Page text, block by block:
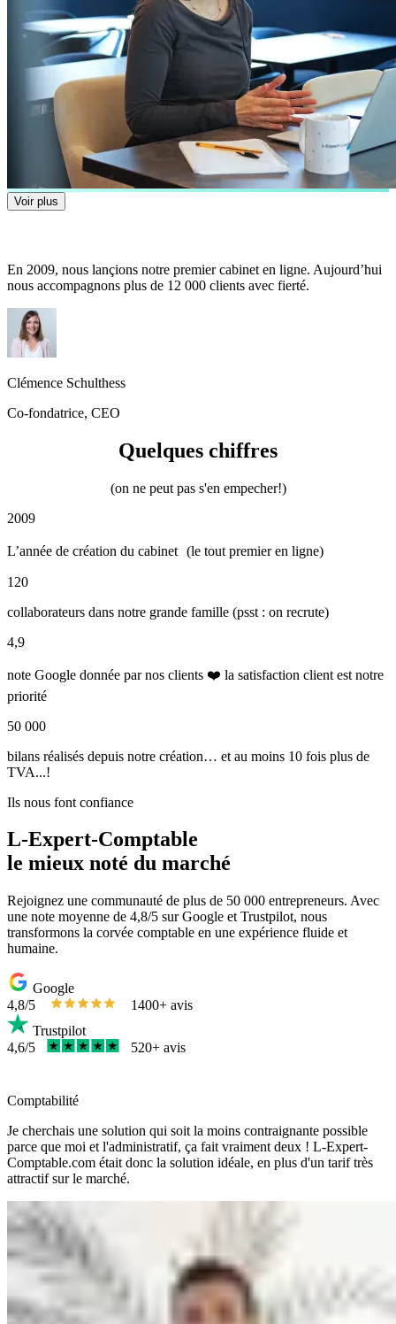
Voir plus
En 2009, nous lançions notre premier cabinet en ligne. Aujourd’hui
nous accompagnons plus de 12 000 clients avec fierté.
Clémence Schulthess
Co-fondatrice, CEO
Quelques chiffres
(on ne peut pas s'en empecher!)
2009
L’année de création du cabinet (le tout premier en ligne)
120
collaborateurs dans notre grande famille (psst : on recrute)
4,9
note Google donnée par nos clients ❤️ la satisfaction client est notre
priorité
50 000
bilans réalisés depuis notre création… et au moins 10 fois plus de
TVA...!
Ils nous font confiance
L-Expert-Comptable
le mieux noté du marché
Rejoignez une communauté de plus de 50 000 entrepreneurs. Avec
une note moyenne de 4,8/5 sur Google et Trustpilot, nous
transformons la corvée comptable en une expérience fluide et
humaine.
Google
4,8/5
1400+ avis
Trustpilot
4,6/5
520+ avis
Comptabilité
Je cherchais une solution qui soit la moins contraignante possible
parce que moi et l'administratif, ça fait vraiment deux ! L-Expert-
Comptable.com était donc la solution idéale, en plus d'un tarif très
attractif sur le marché.